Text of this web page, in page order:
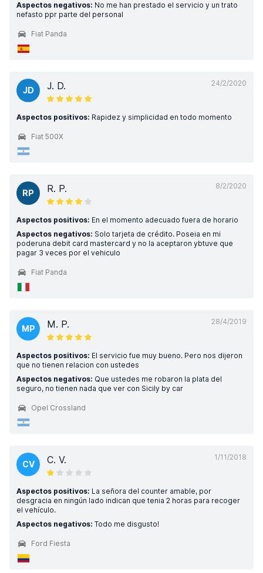
Aspectos negativos: No me han prestado el servicio y un trato
nefasto ppr parte del personal
Fiat Panda
24/2/2020
JD J. D.
Aspectos positivos: Rapidez y simplicidad en todo momento
Fiat 500X
8/2/2020
RP R. P.
Aspectos positivos: En el momento adecuado fuera de horario
Aspectos negativos: Solo tarjeta de crédito. Poseia en mi
poderuna debit card mastercard y no la aceptaron ybtuve que
pagar 3 veces por el vehiculo
Fiat Panda
28/4/2019
MP M. P.
Aspectos positivos: El servicio fue muy bueno. Pero nos dijeron
que no tienen relacion con ustedes
Aspectos negativos: Que ustedes me robaron la plata del
seguro, no tienen nada que ver con Sicily by car
Opel Crossland
1/11/2018
CV C. V.
Aspectos positivos: La señora del counter amable, por
desgracia en ningún lado indican que tenia 2 horas para recoger
el vehículo.
Aspectos negativos: Todo me disgusto!
Ford Fiesta